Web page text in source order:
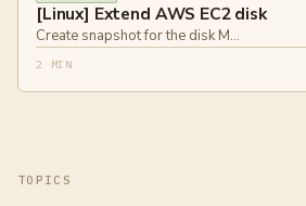
[Linux] Extend AWS EC2 disk
Create snapshot for the disk M…
2 MIN
TOPICS